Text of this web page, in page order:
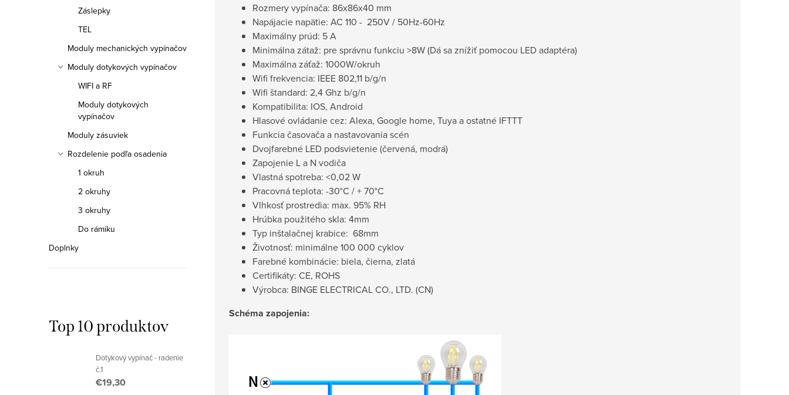
Záslepky
TEL
Moduly mechanických vypínačov
Moduly dotykových vypínačov
WIFI a RF
Moduly dotykových
vypínačov
Moduly zásuviek
Rozdelenie podľa osadenia
1 okruh
2 okruhy
3 okruhy
Do rámiku
Doplnky
Top 10 produktov
Dotykový vypínač - radenie
č.1
€19,30
Rozmery vypínača: 86x86x40 mm
Napájacie napätie: AC 110 - 250V / 50Hz-60Hz
Maximálny prúd: 5 A
Minimálna zátaž: pre správnu funkciu >8W (Dá sa znížiť pomocou LED adaptéra)
Maximálna záťaž: 1000W/okruh
Wifi frekvencia: IEEE 802,11 b/g/n
Wifi štandard: 2,4 Ghz b/g/n
Kompatibilita: IOS, Android
Hlasové ovládanie cez: Alexa, Google home, Tuya a ostatné IFTTT
Funkcia časovača a nastavovania scén
Dvojfarebné LED podsvietenie (červená, modrá)
Zapojenie L a N vodiča
Vlastná spotreba: <0,02 W
Pracovná teplota: -30°C / + 70°C
Vlhkosť prostredia: max. 95% RH
Hrúbka použitého skla: 4mm
Typ inštalačnej krabice: 68mm
Životnosť: minimálne 100 000 cyklov
Farebné kombinácie: biela, čierna, zlatá
Certifikáty: CE, ROHS
Výrobca: BINGE ELECTRICAL CO., LTD. (CN)
Schéma zapojenia: